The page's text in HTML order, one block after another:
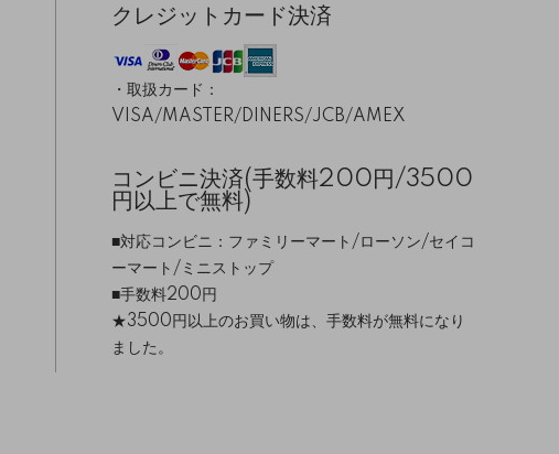
クレジットカード決済
・取扱カード：
VISA/MASTER/DINERS/JCB/AMEX
コンビニ決済(手数料200円/3500
円以上で無料)
■対応コンビニ：ファミリーマート/ローソン/セイコ
ーマート/ミニストップ
■手数料200円
★3500円以上のお買い物は、手数料が無料になり
ました。